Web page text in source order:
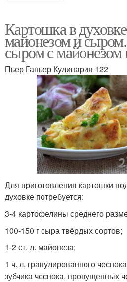
Картошка в
майонезом и
сыром с майонезом
Пьер Ганьер Кулинария 122
Для приготовления картошки
духовке потребуется:
3-4 картофелины среднего
100-150 г сыра твёрдых сортов;
1-2 ст. л. майонеза;
1 ч. л. гранулированного
зубчика чеснока, пропущенных